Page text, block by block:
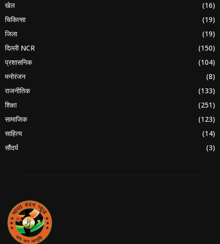
खेल
(16)
चिकित्सा
(19)
जिला
(19)
दिल्ली NCR
(150)
प्रशासनिक
(104)
मनोरंजन
(8)
राजनीतिक
(133)
शिक्षा
(251)
सामाजिक
(123)
साहित्य
(14)
सौंदर्य
(3)